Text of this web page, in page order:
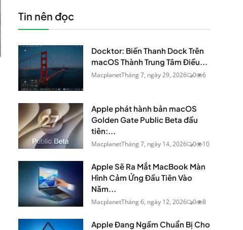
Tin nên đọc
Docktor: Biến Thanh Dock Trên
macOS Thành Trung Tâm Điều...
MacplanetTháng 7, ngày 29, 2026 0 6
Apple phát hành bản macOS
Golden Gate Public Beta đầu
tiên:...
MacplanetTháng 7, ngày 14, 2026 0 10
Apple Sẽ Ra Mắt MacBook Màn
Hình Cảm Ứng Đầu Tiên Vào
Năm...
MacplanetTháng 6, ngày 12, 2026 0 8
Apple Đang Ngầm Chuẩn Bị Cho